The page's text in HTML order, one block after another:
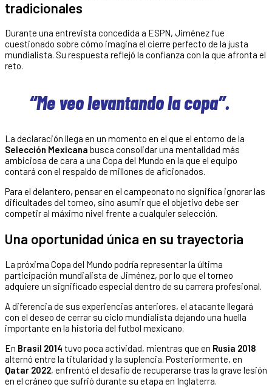
tradicionales
Durante una entrevista concedida a ESPN, Jiménez fue
cuestionado sobre cómo imagina el cierre perfecto de la justa
mundialista. Su respuesta reflejó la confianza con la que afronta el
reto.
“Me veo levantando la copa”.
La declaración llega en un momento en el que el entorno de la
Selección Mexicana busca consolidar una mentalidad más
ambiciosa de cara a una Copa del Mundo en la que el equipo
contará con el respaldo de millones de aficionados.
Para el delantero, pensar en el campeonato no significa ignorar las
dificultades del torneo, sino asumir que el objetivo debe ser
competir al máximo nivel frente a cualquier selección.
Una oportunidad única en su trayectoria
La próxima Copa del Mundo podría representar la última
participación mundialista de Jiménez, por lo que el torneo
adquiere un significado especial dentro de su carrera profesional.
A diferencia de sus experiencias anteriores, el atacante llegará
con el deseo de cerrar su ciclo mundialista dejando una huella
importante en la historia del futbol mexicano.
En Brasil 2014 tuvo poca actividad, mientras que en Rusia 2018
alternó entre la titularidad y la suplencia. Posteriormente, en
Qatar 2022, enfrentó el desafío de recuperarse tras la grave lesión
en el cráneo que sufrió durante su etapa en Inglaterra.